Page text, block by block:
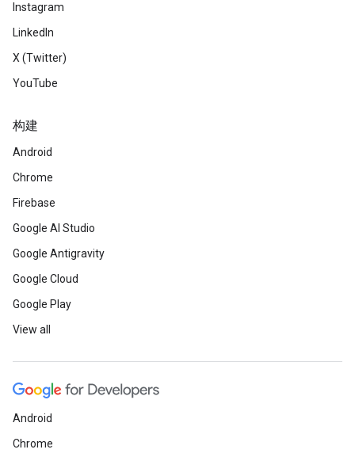
Instagram
LinkedIn
X (Twitter)
YouTube
构建
Android
Chrome
Firebase
Google AI Studio
Google Antigravity
Google Cloud
Google Play
View all
Android
Chrome